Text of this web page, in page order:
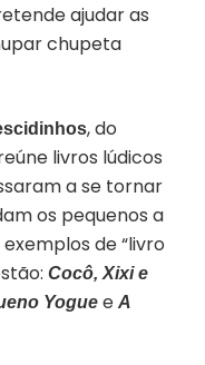
ajudar as
chupeta
, do
livros lúdicos
a se tornar
os pequenos a
de “livro
Cocô, Xixi e
Yogue e A